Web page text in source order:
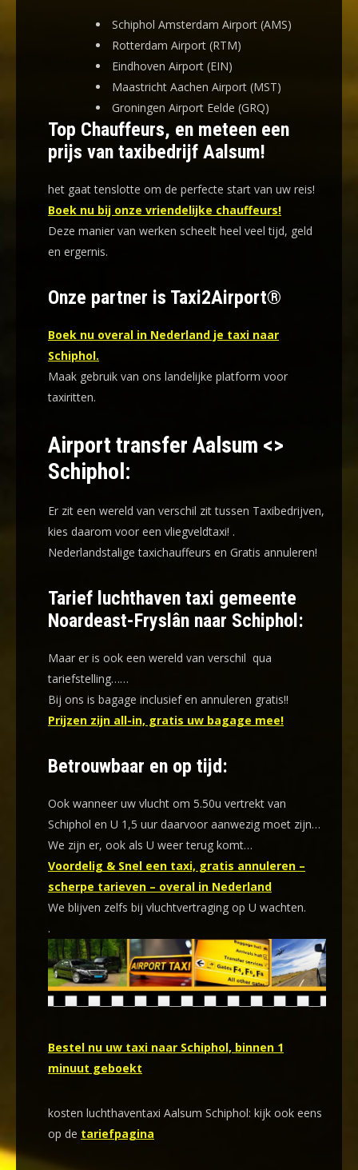
Schiphol Amsterdam Airport (AMS)
Rotterdam Airport (RTM)
Eindhoven Airport (EIN)
Maastricht Aachen Airport (MST)
Groningen Airport Eelde (GRQ)
Top Chauffeurs, en meteen een
prijs van taxibedrijf Aalsum!
het gaat tenslotte om de perfecte start van uw reis!
Boek nu bij onze vriendelijke chauffeurs!
Deze manier van werken scheelt heel veel tijd, geld
en ergernis.
Onze partner is Taxi2Airport®
Boek nu overal in Nederland je taxi naar
Schiphol.
Maak gebruik van ons landelijke platform voor
taxiritten.
Airport transfer Aalsum <>
Schiphol:
Er zit een wereld van verschil zit tussen Taxibedrijven,
kies daarom voor een vliegveldtaxi! .
Nederlandstalige taxichauffeurs en Gratis annuleren!
Tarief luchthaven taxi gemeente
Noardeast-Fryslân naar Schiphol:
Maar er is ook een wereld van verschil qua
tariefstelling……
Bij ons is bagage inclusief en annuleren gratis!!
Prijzen zijn all-in, gratis uw bagage mee!
Betrouwbaar en op tijd:
Ook wanneer uw vlucht om 5.50u vertrekt van
Schiphol en U 1,5 uur daarvoor aanwezig moet zijn…
We zijn er, ook als U weer terug komt…
Voordelig & Snel een taxi, gratis annuleren –
scherpe tarieven – overal in Nederland
We blijven zelfs bij vluchtvertraging op U wachten.
.
Bestel nu uw taxi naar Schiphol, binnen 1
minuut geboekt
kosten luchthaventaxi Aalsum Schiphol: kijk ook eens
op de tariefpagina